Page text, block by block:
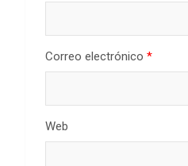
Correo electrónico *
Web